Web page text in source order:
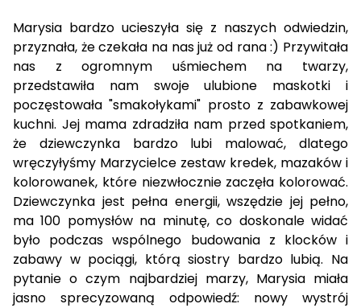
Marysia bardzo ucieszyła się z naszych odwiedzin,
przyznała, że czekała na nas już od rana :) Przywitała
nas z ogromnym uśmiechem na twarzy,
przedstawiła nam swoje ulubione maskotki i
poczęstowała "smakołykami" prosto z zabawkowej
kuchni. Jej mama zdradziła nam przed spotkaniem,
że dziewczynka bardzo lubi malować, dlatego
wręczyłyśmy Marzycielce zestaw kredek, mazaków i
kolorowanek, które niezwłocznie zaczęła kolorować.
Dziewczynka jest pełna energii, wszędzie jej pełno,
ma 100 pomysłów na minutę, co doskonale widać
było podczas wspólnego budowania z klocków i
zabawy w pociągi, którą siostry bardzo lubią. Na
pytanie o czym najbardziej marzy, Marysia miała
jasno sprecyzowaną odpowiedź: nowy wystrój